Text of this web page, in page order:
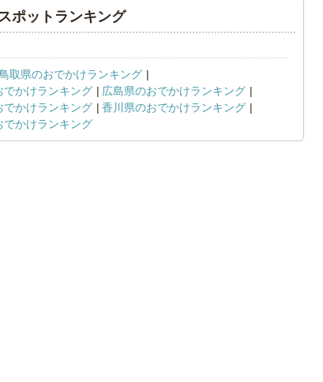
ポットランキング
鳥取県のおでかけランキング
でかけランキング
広島県のおでかけランキング
でかけランキング
香川県のおでかけランキング
でかけランキング